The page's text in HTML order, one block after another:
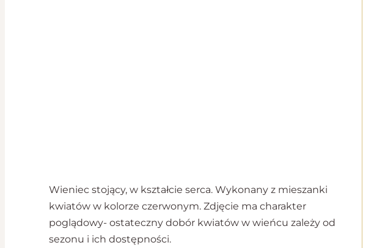
Wieniec stojący, w kształcie serca. Wykonany z mieszanki
kwiatów w kolorze czerwonym. Zdjęcie ma charakter
poglądowy- ostateczny dobór kwiatów w wieńcu zależy od
sezonu i ich dostępności.